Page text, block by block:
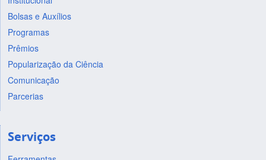
Bolsas e Auxílios
Programas
Prêmios
Popularização da Ciência
Comunicação
Parcerias
Serviços